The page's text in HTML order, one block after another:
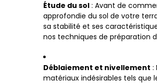
Étude du sol : Avant de
approfondie du sol de votre
sa stabilité et ses
nos techniques de préparation
Déblaiement et nivellement :
matériaux indésirables tels que